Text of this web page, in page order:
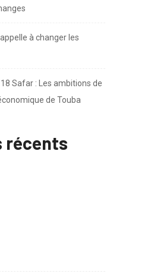
à changer les
Safar : Les ambitions de
de Touba
récents